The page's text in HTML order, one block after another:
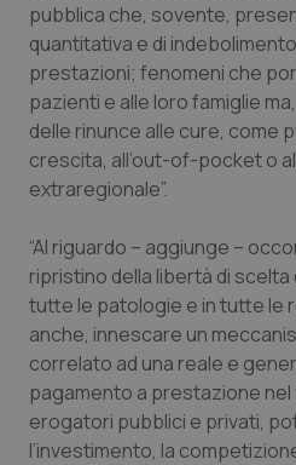
Quotidiano Oncologia
Quotidiano Pediatria
Rene & patologie
Salute orale & impianti
Sangue &
Tiroide
Tumore al seno
pubblica che, sovente,
quantitativa e di
prestazioni; fenomeni che
pazienti e alle loro famiglie
delle rinunce alle cure, come
crescita, all’out-of-pocket o
extraregionale”.
“Al riguardo – aggiunge –
ripristino della libertà di scelta
tutte le patologie e in tutte le
anche, innescare un
correlato ad una reale e
pagamento a prestazione
erogatori pubblici e privati,
l’investimento, la